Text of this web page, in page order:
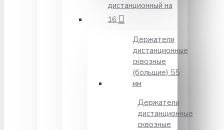
дистанционный на
16
Держатели
дистанционные
сквозные
(большие) 55
мм
Держатели
дистанционные
сквозные